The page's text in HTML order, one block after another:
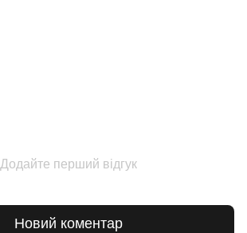
Додайте перший відгук
Новий коментар